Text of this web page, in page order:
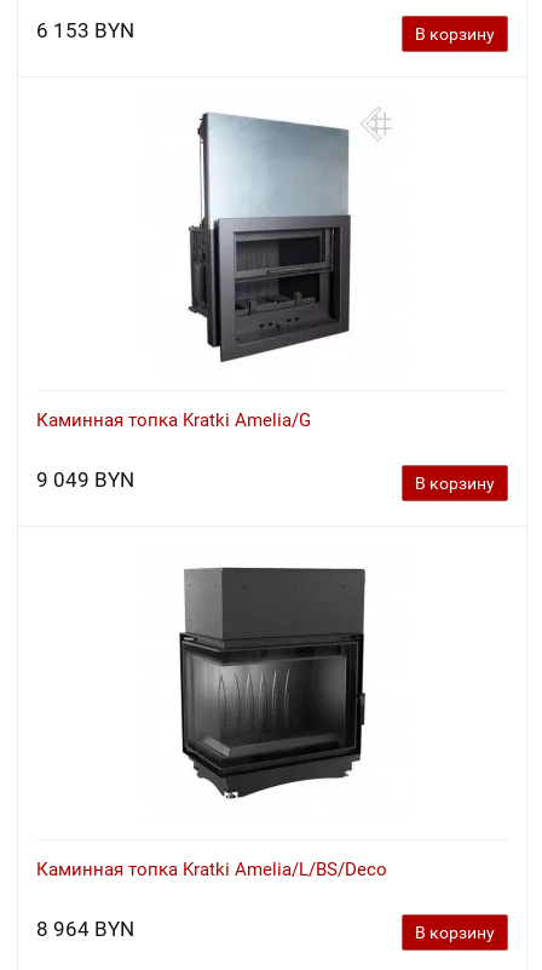
6 153 BYN В корзину
Каминная топка Kratki Amelia/G
9 049 BYN В корзину
Каминная топка Kratki Amelia/L/BS/Deco
8 964 BYN В корзину